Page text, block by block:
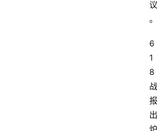
议
。
6
1
8
战
报
出
炉